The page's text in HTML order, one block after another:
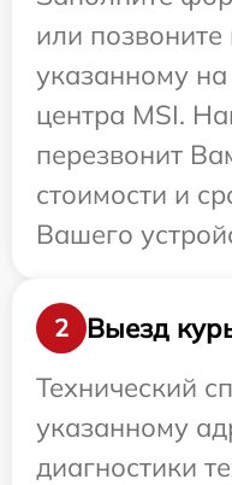
или
указанному на
центра MSI.
перезвонит
стоимости и
Вашего
2
Выезд
Технический
указанному
диагностики